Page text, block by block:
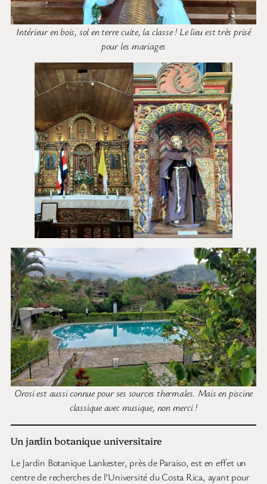
Intérieur en bois, sol en terre cuite, la classe ! Le lieu est très prisé
pour les mariages
Orosi est aussi connue pour ses sources thermales. Mais en piscine
classique avec musique, non merci !
Un jardin botanique universitaire
Le Jardin Botanique Lankester, près de Paraiso, est en effet un
centre de recherches de l’Université du Costa Rica, ayant pour